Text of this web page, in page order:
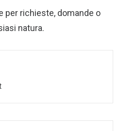
per richieste, domande o
natura.